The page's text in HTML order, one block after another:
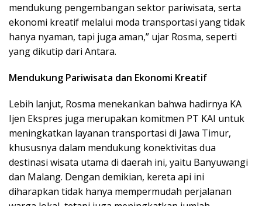
mendukung pengembangan sektor pariwisata, serta
ekonomi kreatif melalui moda transportasi yang tidak
hanya nyaman, tapi juga aman,” ujar Rosma, seperti
yang dikutip dari Antara.
Mendukung Pariwisata dan Ekonomi Kreatif
Lebih lanjut, Rosma menekankan bahwa hadirnya KA
Ijen Ekspres juga merupakan komitmen PT KAI untuk
meningkatkan layanan transportasi di Jawa Timur,
khususnya dalam mendukung konektivitas dua
destinasi wisata utama di daerah ini, yaitu Banyuwangi
dan Malang. Dengan demikian, kereta api ini
diharapkan tidak hanya mempermudah perjalanan